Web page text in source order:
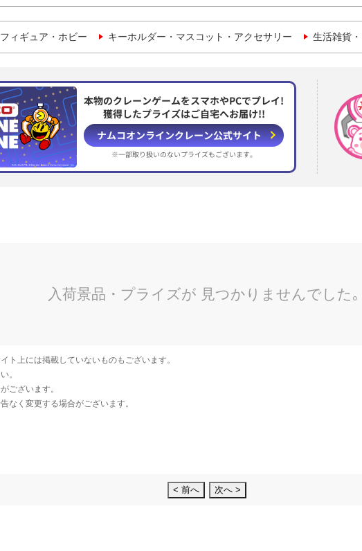
フィギュア・ホビー キーホルダー・マスコット・アクセサリー 生活雑貨
本物のクレーンゲームをスマホやPCでプレイ!
獲得したプライズはご自宅へお届け!!
ナムコオンラインクレーン公式サイト
※一部取り扱いのないプライズもございます。
< 前へ 次へ >